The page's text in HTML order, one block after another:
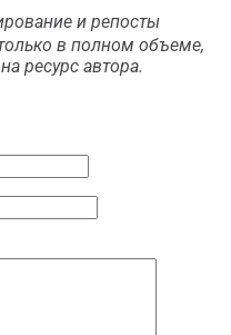
и репосты
в полном объеме,
ресурс автора.